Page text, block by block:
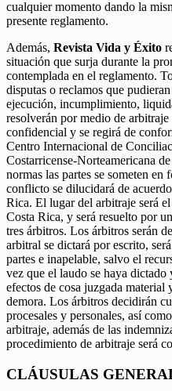
cualquier momento dando la
presente reglamento.
Además, Revista Vida y Éxito
situación que surja durante la
contemplada en el reglamento.
disputas o reclamos que
ejecución, incumplimiento,
resolverán por medio de arbitraje
confidencial y se regirá de
Centro Internacional de
Costarricense-Norteamericana
normas las partes se someten
conflicto se dilucidará de
Rica. El lugar del arbitraje será
Costa Rica, y será resuelto por
tres árbitros. Los árbitros serán
arbitral se dictará por escrito,
partes e inapelable, salvo el
vez que el laudo se haya
efectos de cosa juzgada
demora. Los árbitros decidirán
procesales y personales, así
arbitraje, además de las
procedimiento de arbitraje será
CLÁUSULAS